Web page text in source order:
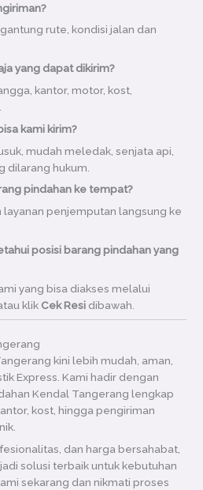
rute, kondisi jalan dan
yang dapat dikirim?
kantor, motor, kost,
kami kirim?
mudah meledak, senjata api,
dilarang hukum.
pindahan ke tempat?
layanan penjemputan langsung ke
posisi barang pindahan yang
yang bisa diakses melalui
klik Cek Resi dibawah.
kini lebih mudah, aman,
Express. Kami hadir dengan
Kendal Tangerang lengkap
kost, hingga pengiriman
dan harga bersahabat,
solusi terbaik untuk kebutuhan
sekarang dan nikmati proses